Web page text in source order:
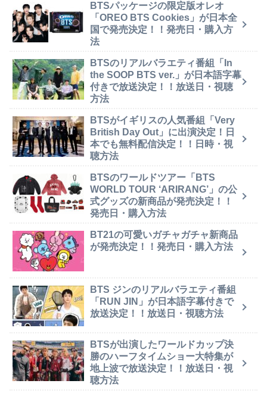
BTSパッケージの限定版オレオ
「OREO BTS Cookies」が日本全
国で発売決定！！発売日・購入方
法
BTSのリアルバラエティ番組「In
the SOOP BTS ver.」が日本語字幕
付きで放送決定！！放送日・視聴
方法
BTSがイギリスの人気番組「Very
British Day Out」に出演決定！日
本でも無料配信決定！！日時・視
聴方法
BTSのワールドツアー「BTS
WORLD TOUR ‘ARIRANG’」の公
式グッズの新商品が発売決定！！
発売日・購入方法
BT21の可愛いガチャガチャ新商品
が発売決定！！発売日・購入方法
BTS ジンのリアルバラエティ番組
「RUN JIN」が日本語字幕付きで
放送決定！！放送日・視聴方法
BTSが出演したワールドカップ決
勝のハーフタイムショー大特集が
地上波で放送決定！！放送日・視
聴方法